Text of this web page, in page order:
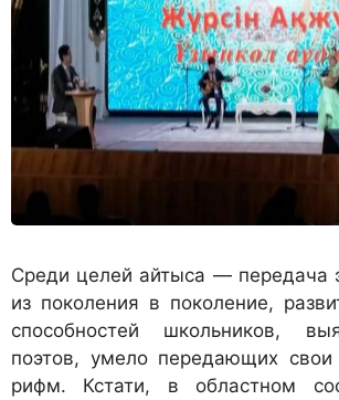
Среди целей айтыса — передача
из поколения в поколение,
способностей школьников,
поэтов, умело передающих
рифм. Кстати, в областном